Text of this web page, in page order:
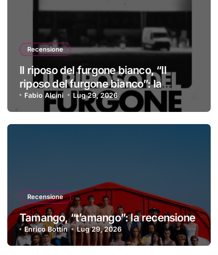
Recensione
Il riposo del furgone bianco, “Il
riposo del furgone bianco”: la
recensione
Fabio Alcini Lug 29, 2026
Recensione
Tamango, “t’amango”: la recensione
Enrico Bottin Lug 29, 2026